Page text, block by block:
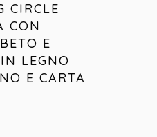
CIRCLE
CON
E
LEGNO
E CARTA